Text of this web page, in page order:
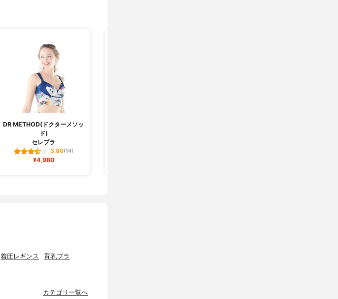
DR METHOD(ドクターメソッ
ド)
セレブラ
3.80(14)
¥4,980
着圧レギンス 育乳ブラ
カテゴリ一覧へ